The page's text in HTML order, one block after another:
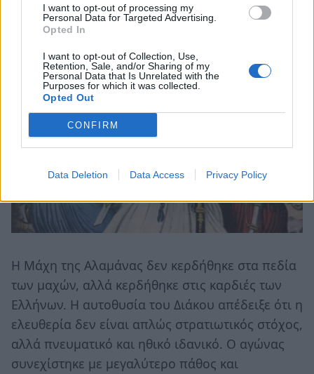
I want to opt-out of processing my
Personal Data for Targeted Advertising.
Opted In
I want to opt-out of Collection, Use,
Retention, Sale, and/or Sharing of my
Personal Data that Is Unrelated with the
Purposes for which it was collected.
Opted Out
CONFIRM
Data Deletion Data Access Privacy Policy
Η Μάχη της Αλαμάνας δεν κερδήθηκε στα πεδία
των μαχών, αλλά κερδήθηκε στις καρδιές των
Ελλήνων. Η αυτοθυσία του Διάκου απέδειξε ότι η
ελευθερία δεν είναι απλώς στρατιωτικός στόχος,
αλλά πνευματικό και ηθικό ιδανικό. Ο αγώνας
συνεχίστηκε με μεγαλύτερο πάθος και